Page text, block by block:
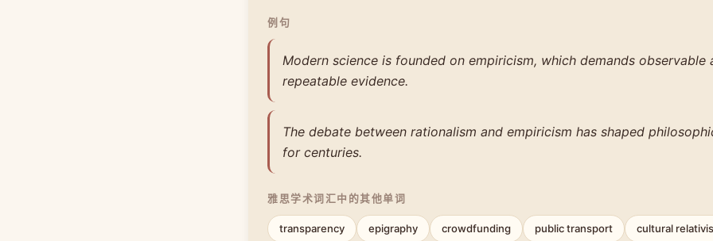
例句
Modern science is founded on empiricism, which demands observable
repeatable evidence.
The debate between rationalism and empiricism has shaped
for centuries.
雅思学术词汇中的其他单词
transparency epigraphy crowdfunding public transport cultural